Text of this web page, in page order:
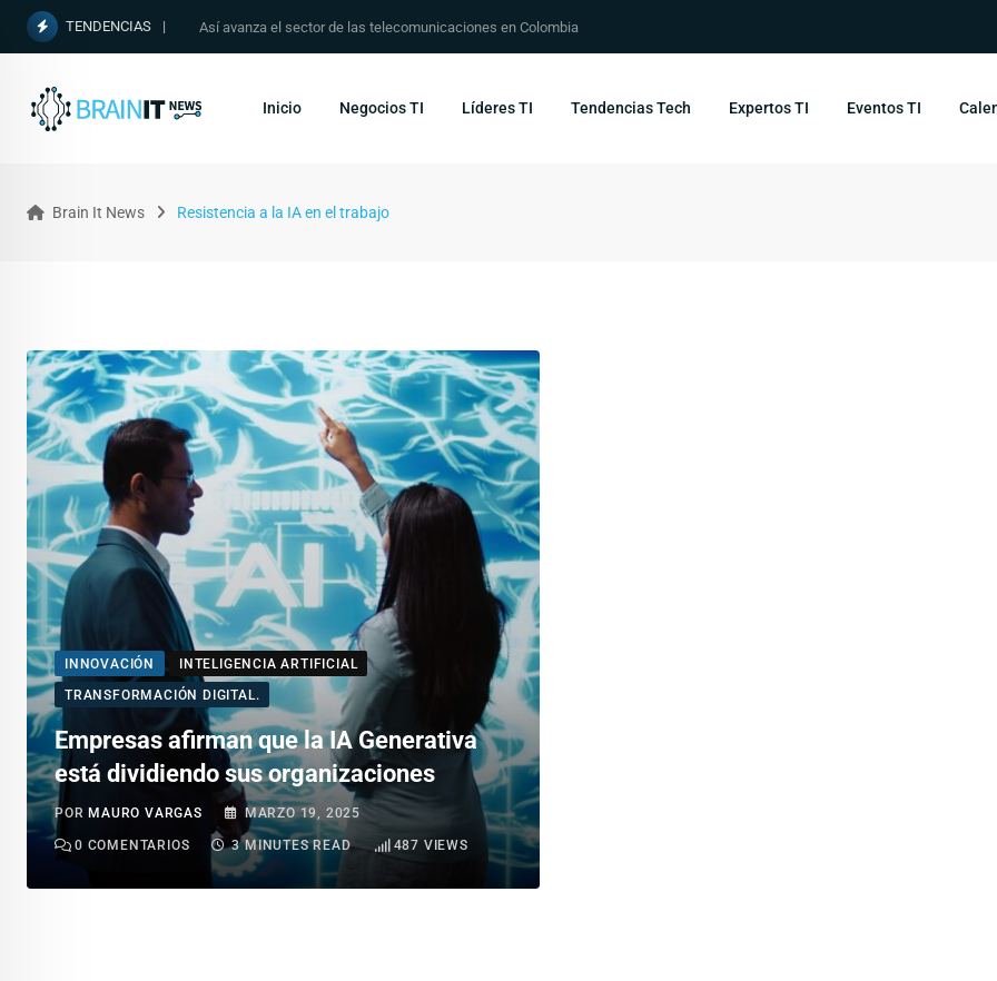
TENDENCIAS Así avanza el sector de las telecomunicaciones en Colombia
Inicio Negocios TI Líderes TI Tendencias Tech Expertos TI Eventos TI
Brain It News Resistencia a la IA en el trabajo
INNOVACIÓN
INTELIGENCIA ARTIFICIAL
TRANSFORMACIÓN DIGITAL.
Empresas afirman que la IA Generativa
está dividiendo sus organizaciones
POR MAURO VARGAS MARZO 19, 2025
0 COMENTARIOS 3 MINUTES READ 487 VIEWS